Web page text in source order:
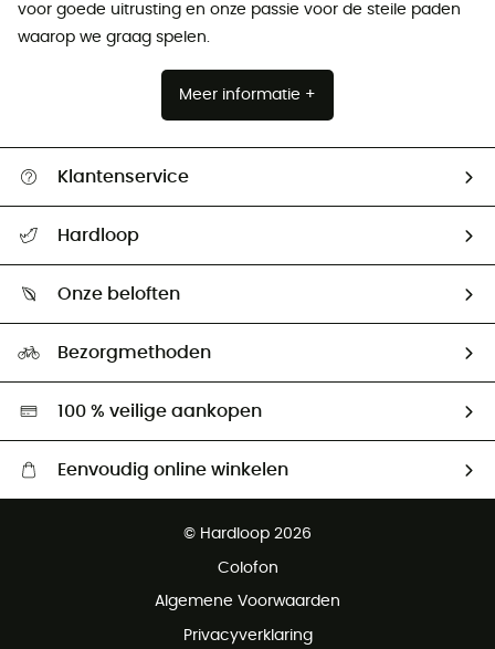
voor goede uitrusting en onze passie voor de steile paden
waarop we graag spelen.
Meer informatie +
Klantenservice
Retourzendingen & Terugbetalingen
Hardloop
Ambassadeurs
Onze beloften
Hardgreen
Bezorgmethoden
100 % veilige aankopen
Eenvoudig online winkelen
Gratis retourneren binnen 100 dagen
© Hardloop 2026
Colofon
Algemene Voorwaarden
Privacyverklaring